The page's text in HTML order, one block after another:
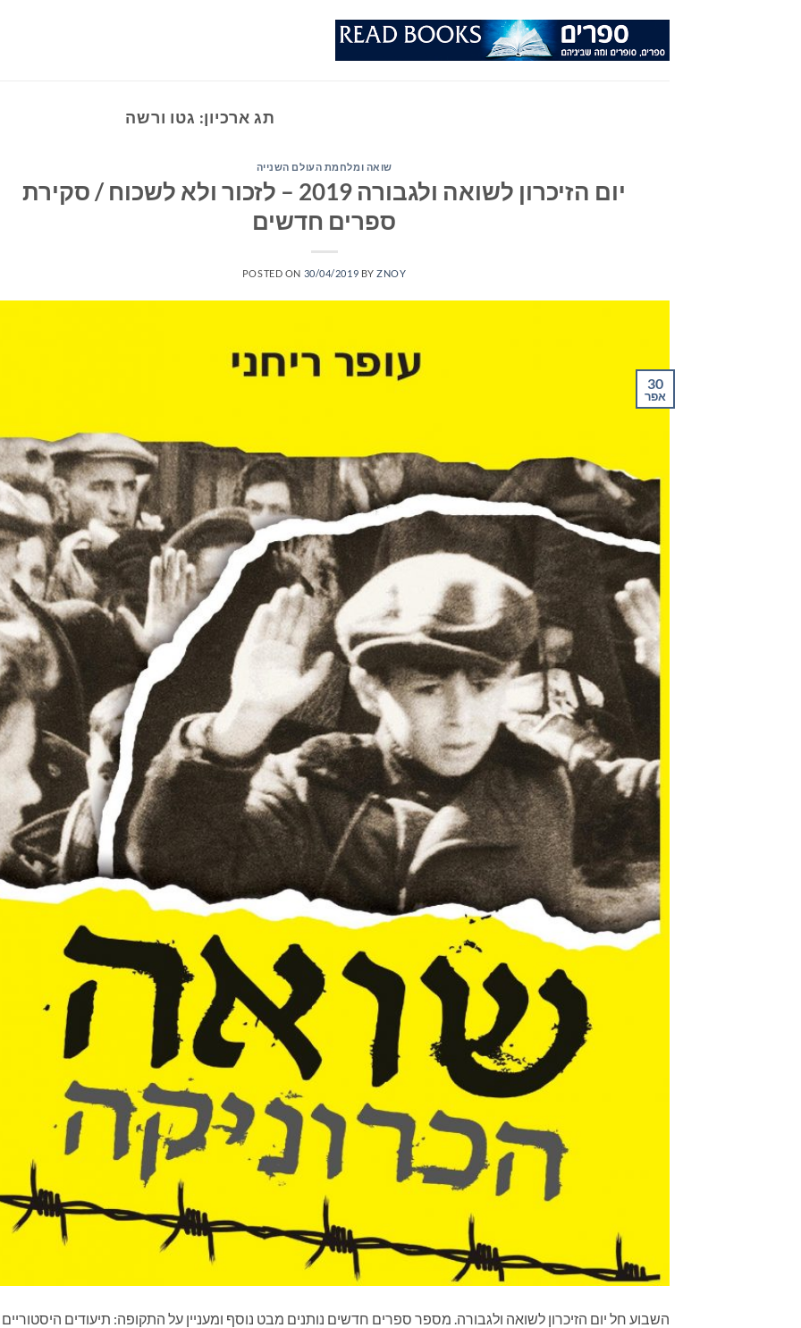
תג ארכיון: גטו ורשה
שואה ומלחמת העולם השנייה
יום הזיכרון לשואה ולגבורה 2019 – לזכור ולא לשכוח / סקירת
ספרים חדשים
POSTED ON 30/04/2019 BYZNOY
30
אפר
השבוע חל יום הזיכרון לשואה ולגבורה. מספר ספרים חדשים נותנים מבט נוסף ומעניין על התקופה: תיעודים היסטוריים